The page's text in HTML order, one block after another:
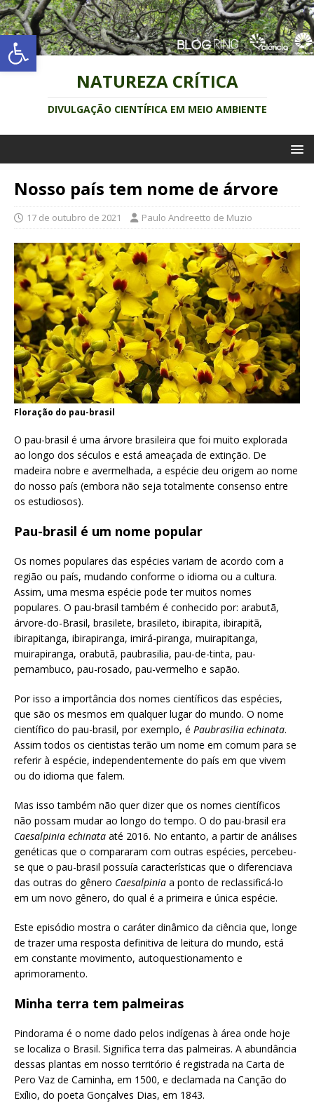
Abrir a barra de ferramentas
NATUREZA CRÍTICA
DIVULGAÇÃO CIENTÍFICA EM MEIO AMBIENTE
Nosso país tem nome de árvore
17 de outubro de 2021 Paulo Andreetto de Muzio
Floração do pau-brasil
O pau-brasil é uma árvore brasileira que foi muito explorada
ao longo dos séculos e está ameaçada de extinção. De
madeira nobre e avermelhada, a espécie deu origem ao nome
do nosso país (embora não seja totalmente consenso entre
os estudiosos).
Pau-brasil é um nome popular
Os nomes populares das espécies variam de acordo com a
região ou país, mudando conforme o idioma ou a cultura.
Assim, uma mesma espécie pode ter muitos nomes
populares. O pau-brasil também é conhecido por: arabutã,
árvore-do-Brasil, brasilete, brasileto, ibirapita, ibirapitã,
ibirapitanga, ibirapiranga, imirá-piranga, muirapitanga,
muirapiranga, orabutã, paubrasilia, pau-de-tinta, pau-
pernambuco, pau-rosado, pau-vermelho e sapão.
Por isso a importância dos nomes científicos das espécies,
que são os mesmos em qualquer lugar do mundo. O nome
científico do pau-brasil, por exemplo, é Paubrasilia echinata.
Assim todos os cientistas terão um nome em comum para se
referir à espécie, independentemente do país em que vivem
ou do idioma que falem.
Mas isso também não quer dizer que os nomes científicos
não possam mudar ao longo do tempo. O do pau-brasil era
Caesalpinia echinata até 2016. No entanto, a partir de análises
genéticas que o compararam com outras espécies, percebeu-
se que o pau-brasil possuía características que o diferenciava
das outras do gênero Caesalpinia a ponto de reclassificá-lo
em um novo gênero, do qual é a primeira e única espécie.
Este episódio mostra o caráter dinâmico da ciência que, longe
de trazer uma resposta definitiva de leitura do mundo, está
em constante movimento, autoquestionamento e
aprimoramento.
Minha terra tem palmeiras
Pindorama é o nome dado pelos indígenas à área onde hoje
se localiza o Brasil. Significa terra das palmeiras. A abundância
dessas plantas em nosso território é registrada na Carta de
Pero Vaz de Caminha, em 1500, e declamada na Canção do
Exílio, do poeta Gonçalves Dias, em 1843.